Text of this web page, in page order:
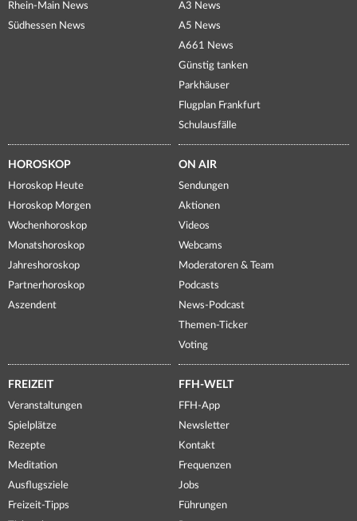
Rhein-Main News
Südhessen News
A3 News
A5 News
A661 News
Günstig tanken
Parkhäuser
Flugplan Frankfurt
Schulausfälle
HOROSKOP
Horoskop Heute
Horoskop Morgen
Wochenhoroskop
Monatshoroskop
Jahreshoroskop
Partnerhoroskop
Aszendent
ON AIR
Sendungen
Aktionen
Videos
Webcams
Moderatoren & Team
Podcasts
News-Podcast
Themen-Ticker
Voting
FREIZEIT
Veranstaltungen
Spielplätze
Rezepte
Meditation
Ausflugsziele
Freizeit-Tipps
FFH-WELT
FFH-App
Newsletter
Kontakt
Frequenzen
Jobs
Führungen